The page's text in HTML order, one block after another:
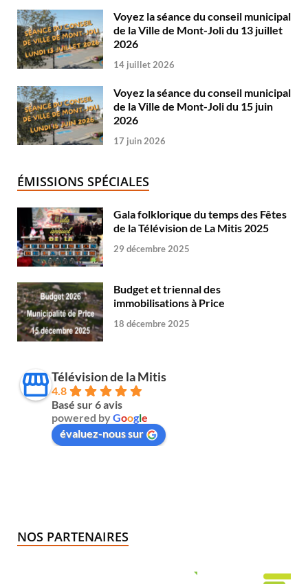
Voyez la séance du conseil municipal
de la Ville de Mont-Joli du 13 juillet
2026
14 juillet 2026
Voyez la séance du conseil municipal
de la Ville de Mont-Joli du 15 juin
2026
17 juin 2026
ÉMISSIONS SPÉCIALES
Gala folklorique du temps des Fêtes
de la Télévision de La Mitis 2025
29 décembre 2025
Budget et triennal des
immobilisations à Price
18 décembre 2025
Télévision de la Mitis
4.8
Basé sur 6 avis
powered byGoogle
évaluez-nous sur
NOS PARTENAIRES